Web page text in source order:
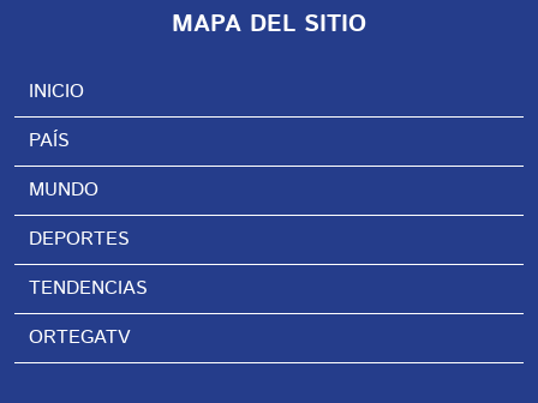
MAPA DEL SITIO
INICIO
PAÍS
MUNDO
DEPORTES
TENDENCIAS
ORTEGATV